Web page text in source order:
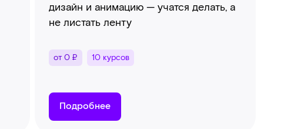
дизайн и анимацию — учатся делать, а
не листать ленту
от 0 ₽ 10 курсов
Подробнее